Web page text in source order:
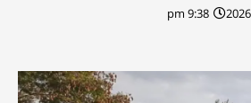
9:38 pm